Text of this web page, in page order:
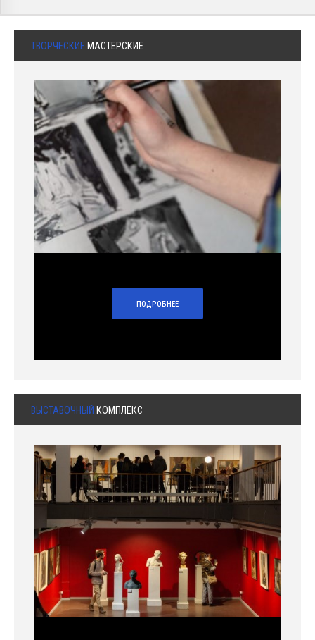
ТВОРЧЕСКИЕ МАСТЕРСКИЕ
ПОДРОБНЕЕ
ВЫСТАВОЧНЫЙ КОМПЛЕКС